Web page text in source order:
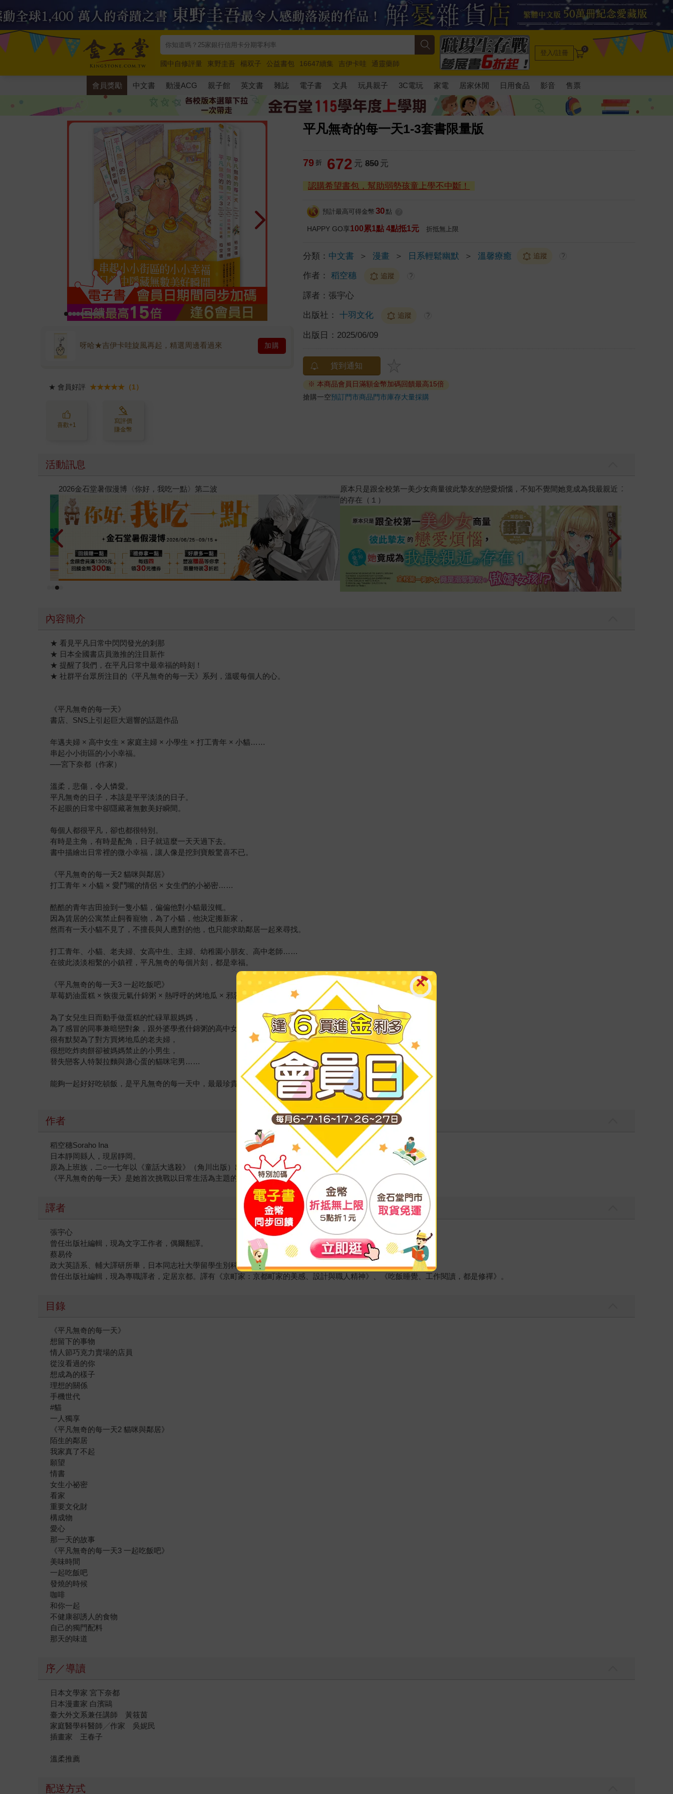
國中自修評量 東野圭吾 楊双子 公益書包 16647續集 吉伊卡哇
通靈藥師
唯紅花綻放
奧德賽 路邊攤新作 馬斯克 玩具總動員5 超慢跑
登入/註冊 0
會員獎勵 中文書 動漫ACG 親子館 英文書 雜誌 電子書 文具 玩具親子 3C電玩 家電 居家休閒 日用食品 影音 售票
平凡無奇的每一天1-3套書限量版
呀哈★吉伊卡哇旋風再起，精選周邊看過來 加購
★ 會員好評 ★★★★★（1）
喜歡+1
寫評價
賺金幣
79 折 672 元 850 元
認購希望書包，幫助弱勢孩童上學不中斷！
預計最高可得金幣 30 點
HAPPY GO享100累1點 4點抵1元 折抵無上限
分類： 中文書 ＞ 漫畫 ＞ 日系輕鬆幽默 ＞ 溫馨療癒 追蹤 ?
作者： 稻空穗 追蹤 ?
譯者： 張宇心
出版社： 十羽文化 追蹤 ?
出版日： 2025/06/09
貨到通知
※ 本商品會員日滿額金幣加碼回饋最高15倍
搶購一空預訂門市商品門市庫存大量採購
活動訊息
原本只是跟全校第一美少女商量彼此摯友的戀愛煩惱，不知不覺間她竟成為我最親近
的存在（１）
攻殼機動隊 (1995) 4K數位修復版 黃色書刊回來
內容簡介
★ 看見平凡日常中閃閃發光的剎那
★ 日本全國書店員激推的注目新作
★ 提醒了我們，在平凡日常中最幸福的時刻！
★ 社群平台眾所注目的《平凡無奇的每一天》系列，溫暖每個人的心。
《平凡無奇的每一天》
書店、SNS上引起巨大迴響的話題作品
年邁夫婦 × 高中女生 × 家庭主婦 × 小學生 × 打工青年 × 小貓……
串起小小街區的小小幸福。
──宮下奈都（作家）
溫柔，悲傷，令人憐愛。
平凡無奇的日子，本該是平平淡淡的日子。
不起眼的日常中卻隱藏著無數美好瞬間。
每個人都很平凡，卻也都很特別。
有時是主角，有時是配角，日子就這麼一天天過下去。
書中描繪出日常裡的微小幸福，讓人像是挖到寶般驚喜不已。
《平凡無奇的每一天2 貓咪與鄰居》
打工青年 × 小貓 × 愛鬥嘴的情侶 × 女生們的小祕密……
酷酷的青年吉田撿到一隻小貓，偏偏他對小貓最沒輒。
因為賃居的公寓禁止飼養寵物，為了小貓，他決定搬新家，
然而有一天小貓不見了，不擅長與人應對的他，也只能求助鄰居一起來尋找。
打工青年、小貓、老夫婦、女高中生、主婦、幼稚園小朋友、高中老師……
在彼此淡淡相繫的小鎮裡，平凡無奇的每個片刻，都是幸福。
《平凡無奇的每一天3 一起吃飯吧》
草莓奶油蛋糕 × 恢復元氣什錦粥 × 熱呼呼的烤地瓜 × 邪惡誘人的炸肉餅……
為了女兒生日而動手做蛋糕的忙碌單親媽媽，
為了感冒的同事兼暗戀對象，跟外婆學煮什錦粥的高中女生，
很有默契為了對方買烤地瓜的老夫婦，
很想吃炸肉餅卻被媽媽禁止的小男生，
替失戀客人特製拉麵與溏心蛋的貓咪宅男……
能夠一起好好吃頓飯，是平凡無奇的每一天中，最最珍貴的時刻。
作者
稻空穗Soraho Ina
日本靜岡縣人，現居靜岡。
原為上班族，二○一七年以《童話大逃殺》（角川出版）出道，正式成為漫畫家。
《平凡無奇的每一天》是她首次挑戰以日常生活為主題的作品。
譯者
張宇心
曾任出版社編輯，現為文字工作者，偶爾翻譯。
蔡易伶
政大英語系、輔大譯研所畢，日本同志社大學留學生別科進修。
曾任出版社編輯，現為專職譯者，定居京都。譯有《京町家：京都町家的美感、設計與職人精神》、《吃飯睡覺、工作閱讀，都是修禪》。
目錄
《平凡無奇的每一天》
想留下的事物
情人節巧克力賣場的店員
從沒看過的你
想成為的樣子
理想的關係
手機世代
#貓
一人獨享
《平凡無奇的每一天2 貓咪與鄰居》
陌生的鄰居
我家真了不起
願望
情書
女生小祕密
看家
重要文化財
構成物
愛心
那一天的故事
《平凡無奇的每一天3 一起吃飯吧》
美味時間
一起吃飯吧
發燒的時候
咖啡
和你一起
不健康卻誘人的食物
自己的獨門配料
那天的味道
序／導讀
日本文學家 宮下奈都
日本漫畫家 白濱鷗
臺大外文系兼任講師 黃筱茵
家庭醫學科醫師╱作家 吳妮民
插畫家 王春子
溫柔推薦
配送方式